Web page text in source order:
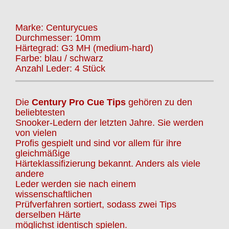
Marke: Centurycues
Durchmesser: 10mm
Härtegrad: G3 MH (medium-hard)
Farbe: blau / schwarz
Anzahl Leder: 4 Stück
Die Century Pro Cue Tips gehören zu den
beliebtesten
Snooker-Ledern der letzten Jahre. Sie werden
von vielen
Profis gespielt und sind vor allem für ihre
gleichmäßige
Härteklassifizierung bekannt. Anders als viele
andere
Leder werden sie nach einem
wissenschaftlichen
Prüfverfahren sortiert, sodass zwei Tips
derselben Härte
möglichst identisch spielen.